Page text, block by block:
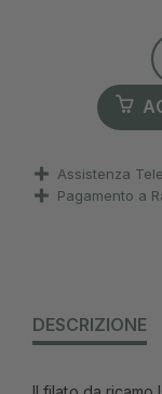
Assistenza
Pagamento a
DESCRIZIONE